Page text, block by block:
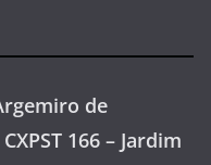
de
166 – Jardim